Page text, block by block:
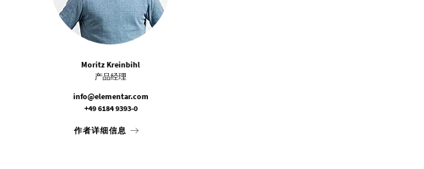
Moritz Kreinbihl
产品经理
info@elementar.com
+49 6184 9393-0
作者详细信息